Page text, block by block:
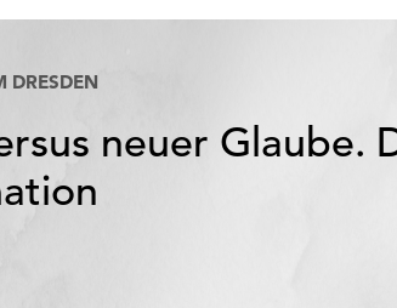
DRESDEN
neuer Glaube.